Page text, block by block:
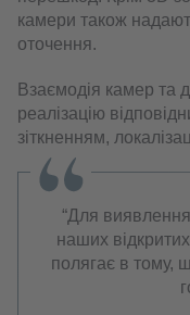
камери також
оточення.
Взаємодія камер та
реалізацію
зіткненням,
Для
наших
полягає в тому,